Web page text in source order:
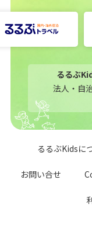
るるぶ
法人・自
るるぶKidsに
お問い合せ